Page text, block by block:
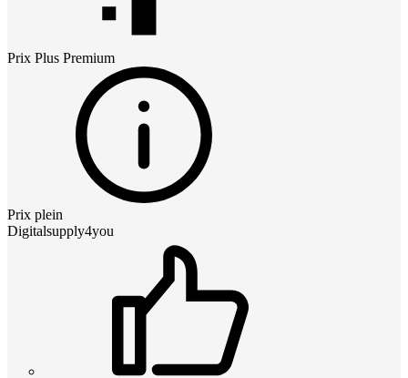
Prix Plus Premium
Prix plein
Digitalsupply4you